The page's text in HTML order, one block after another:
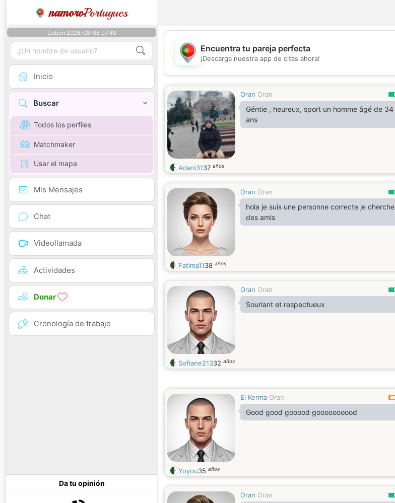
namoroPortugues
Lisbon 2026-08-08 07:40
Inicio
Buscar
Todos los perfiles
Matchmaker
Usar el mapa
Mis Mensajes
Chat
Videollamada
Actividades
Donar
Cronología de trabajo
Da tu opinión
💖
💕
Encuentra tu pareja perfecta
¡Descarga nuestra app de citas ahora!
Oran Oran
Géntie , heureux, sport un homme âgé de 34
ans
Adam3137 años
Oran Oran
hola je suis une personne correcte je cherche
des amis
Fatima1138 años
Oran Oran
Souriant et respectueux
Sofiane21332 años
El Kerma Oran
Good good gooood goooooooood
Yoyou35 años
Oran Oran